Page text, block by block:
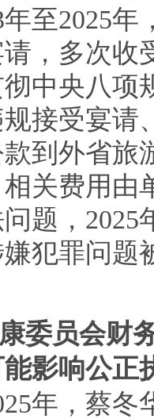
年至2025
，多次收
中央八项
接受宴请
到外省旅
关费用由
题，2025
犯罪问题
委员会财
影响公正
年，蔡